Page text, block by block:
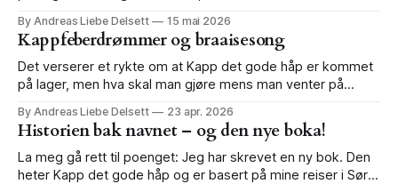
Kapp det gode håp, og du som leser dette er invitert! Den
uforlignelige Marte Michelet, som skriver så fint og
interessant om sørlige Afrika i memoarboka
By Andreas Liebe Delsett 15 mai 2026
Kappfeberdrømmer og braaisesong
Det verserer et rykte om at Kapp det gode håp er kommet
på lager, men hva skal man gjøre mens man venter på
forlaget og holde boka i hånda for første gang? Du må mer
enn gjerne lese innledningen
By Andreas Liebe Delsett 23 apr. 2026
Historien bak navnet – og den nye boka!
La meg gå rett til poenget: Jeg har skrevet en ny bok. Den
heter Kapp det gode håp og er basert på mine reiser i Sør-